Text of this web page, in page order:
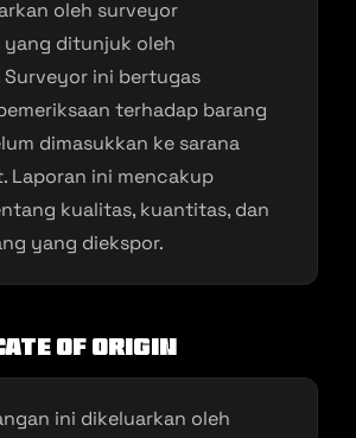
oleh surveyor
yang ditunjuk oleh
Surveyor ini bertugas
terhadap barang
dimasukkan ke sarana
Laporan ini mencakup
kualitas, kuantitas, dan
yang diekspor.
of Origin
ini dikeluarkan oleh